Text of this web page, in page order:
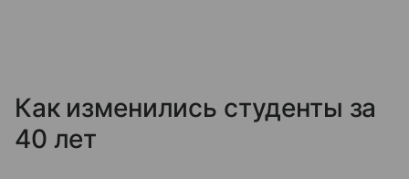
Как изменились студенты за
40 лет